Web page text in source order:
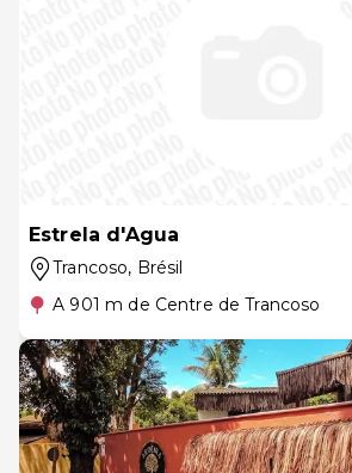
Estrela d'Agua
Trancoso, Brésil
A 901 m de Centre de Trancoso